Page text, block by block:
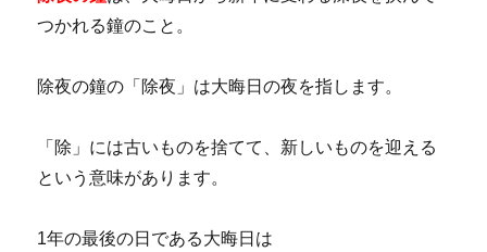
つかれる鐘のこと。
除夜の鐘の「除夜」は大晦日の夜を指します。
「除」には古いものを捨てて、新しいものを迎える
という意味があります。
1年の最後の日である大晦日は